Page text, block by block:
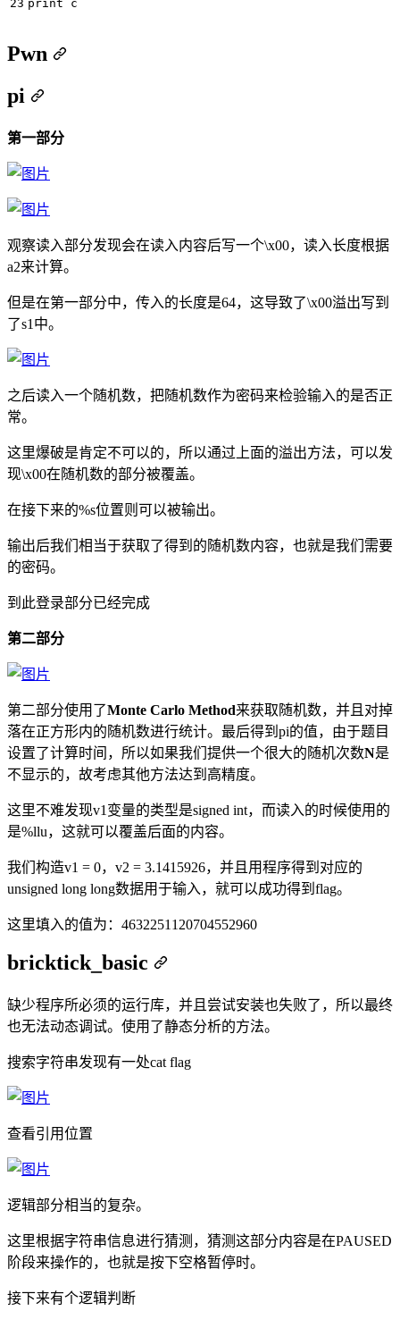
print c
Pwn
pi
第一部分
观察读入部分发现会在读入内容后写一个\x00，读入长度根据
a2来计算。
但是在第一部分中，传入的长度是64，这导致了\x00溢出写到
了s1中。
之后读入一个随机数，把随机数作为密码来检验输入的是否正
常。
这里爆破是肯定不可以的，所以通过上面的溢出方法，可以发
现\x00在随机数的部分被覆盖。
在接下来的%s位置则可以被输出。
输出后我们相当于获取了得到的随机数内容，也就是我们需要
的密码。
到此登录部分已经完成
第二部分
第二部分使用了Monte Carlo Method来获取随机数，并且对掉
落在正方形内的随机数进行统计。最后得到pi的值，由于题目
设置了计算时间，所以如果我们提供一个很大的随机次数N是
不显示的，故考虑其他方法达到高精度。
这里不难发现v1变量的类型是signed int，而读入的时候使用的
是%llu，这就可以覆盖后面的内容。
我们构造v1 = 0，v2 = 3.1415926，并且用程序得到对应的
unsigned long long数据用于输入，就可以成功得到flag。
这里填入的值为：4632251120704552960
bricktick_basic
缺少程序所必须的运行库，并且尝试安装也失败了，所以最终
也无法动态调试。使用了静态分析的方法。
搜索字符串发现有一处cat flag
查看引用位置
逻辑部分相当的复杂。
这里根据字符串信息进行猜测，猜测这部分内容是在PAUSED
阶段来操作的，也就是按下空格暂停时。
接下来有个逻辑判断